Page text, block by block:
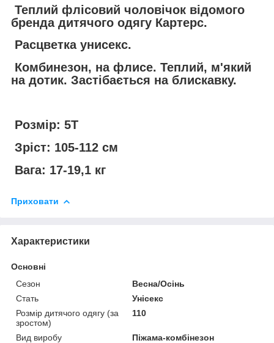
Теплий флісовий чоловічок відомого
бренда дитячого одягу Картерс.
Расцветка унисекс.
Комбинезон, на флисе. Теплий, м'який
на дотик. Застібається на блискавку.
Розмір: 5Т
Зріст: 105-112 см
Вага: 17-19,1 кг
Приховати
Характеристики
Основні
Сезон
Весна/Осінь
Стать
Унісекс
Розмір дитячого одягу (за
зростом)
110
Вид виробу
Піжама-комбінезон